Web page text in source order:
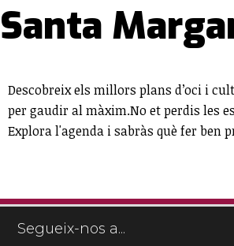
Santa
Descobreix els millors plans d’oci i
per gaudir al màxim.No et perdis les
Explora l'agenda i sabràs què fer ben
Segueix-nos a...